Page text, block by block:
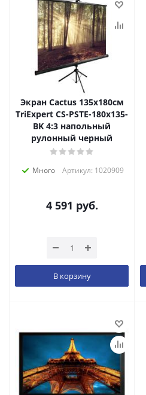
Экран Cactus 135x180см
TriExpert CS-PSTE-180x135-
BK 4:3 напольный
рулонный черный
Много Артикул: 1020909
4 591 руб.
В корзину